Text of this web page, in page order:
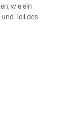
wie ein
Teil des